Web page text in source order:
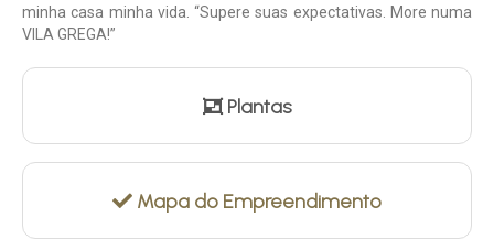
minha casa minha vida. “Supere suas expectativas. More numa
VILA GREGA!”
Plantas
Mapa do Empreendimento